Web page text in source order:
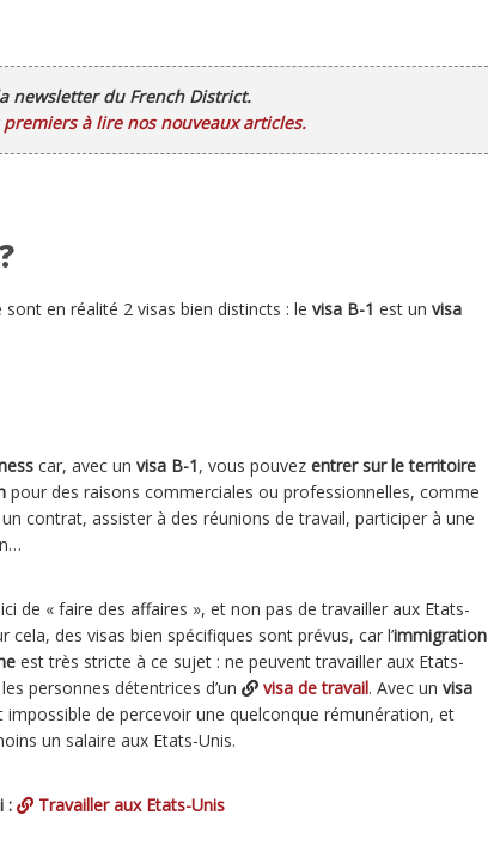
newsletter du French District.
à lire nos nouveaux articles.
en réalité 2 visas bien distincts : le visa B-1 est un visa
car, avec un visa B-1, vous pouvez entrer sur le territoire
pour des raisons commerciales ou professionnelles, comme
contrat, assister à des réunions de travail, participer à une
de « faire des affaires », et non pas de travailler aux Etats-
cela, des visas bien spécifiques sont prévus, car l’immigration
est très stricte à ce sujet : ne peuvent travailler aux Etats-
personnes détentrices d’un
visa de travail. Avec un visa
impossible de percevoir une quelconque rémunération, et
un salaire aux Etats-Unis.
: Travailler aux Etats-Unis